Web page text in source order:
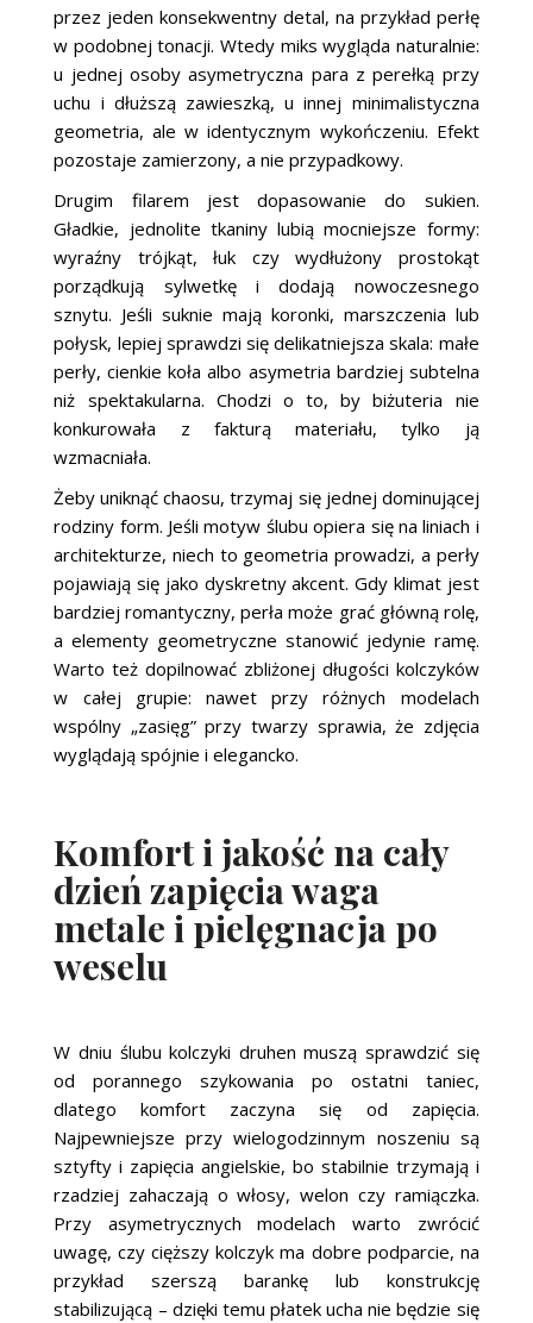
przez jeden konsekwentny detal, na przykład perłę
w podobnej tonacji. Wtedy miks wygląda naturalnie:
u jednej osoby asymetryczna para z perełką przy
uchu i dłuższą zawieszką, u innej minimalistyczna
geometria, ale w identycznym wykończeniu. Efekt
pozostaje zamierzony, a nie przypadkowy.
Drugim filarem jest dopasowanie do sukien.
Gładkie, jednolite tkaniny lubią mocniejsze formy:
wyraźny trójkąt, łuk czy wydłużony prostokąt
porządkują sylwetkę i dodają nowoczesnego
sznytu. Jeśli suknie mają koronki, marszczenia lub
połysk, lepiej sprawdzi się delikatniejsza skala: małe
perły, cienkie koła albo asymetria bardziej subtelna
niż spektakularna. Chodzi o to, by biżuteria nie
konkurowała z fakturą materiału, tylko ją
wzmacniała.
Żeby uniknąć chaosu, trzymaj się jednej dominującej
rodziny form. Jeśli motyw ślubu opiera się na liniach i
architekturze, niech to geometria prowadzi, a perły
pojawiają się jako dyskretny akcent. Gdy klimat jest
bardziej romantyczny, perła może grać główną rolę,
a elementy geometryczne stanowić jedynie ramę.
Warto też dopilnować zbliżonej długości kolczyków
w całej grupie: nawet przy różnych modelach
wspólny „zasięg” przy twarzy sprawia, że zdjęcia
wyglądają spójnie i elegancko.
Komfort i jakość na cały
dzień zapięcia waga
metale i pielęgnacja po
weselu
W dniu ślubu kolczyki druhen muszą sprawdzić się
od porannego szykowania po ostatni taniec,
dlatego komfort zaczyna się od zapięcia.
Najpewniejsze przy wielogodzinnym noszeniu są
sztyfty i zapięcia angielskie, bo stabilnie trzymają i
rzadziej zahaczają o włosy, welon czy ramiączka.
Przy asymetrycznych modelach warto zwrócić
uwagę, czy cięższy kolczyk ma dobre podparcie, na
przykład szerszą barankę lub konstrukcję
stabilizującą – dzięki temu płatek ucha nie będzie się